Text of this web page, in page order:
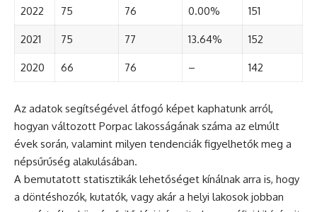
2022 75 76 0.00% 151
2021 75 77 13.64% 152
2020 66 76 – 142
Az adatok segítségével átfogó képet kaphatunk arról,
hogyan változott Porpac lakosságának száma az elmúlt
évek során, valamint milyen tendenciák figyelhetők meg a
népsűrűség alakulásában.
A bemutatott statisztikák lehetőséget kínálnak arra is, hogy
a döntéshozók, kutatók, vagy akár a helyi lakosok jobban